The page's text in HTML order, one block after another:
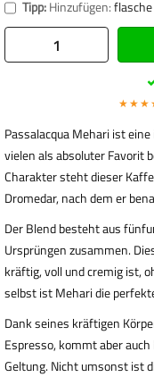
Tipp:Hinzufügen:
Passalacqua Mehari ist
vielen als absoluter Favorit
Charakter steht dieser
Dromedar, nach dem er
Der Blend besteht aus
Ursprüngen zusammen.
kräftig, voll und cremig ist,
selbst ist Mehari die
Dank seines kräftigen
Espresso, kommt aber
Geltung. Nicht umsonst ist